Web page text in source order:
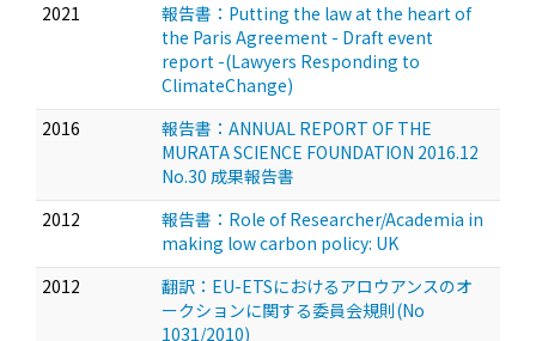
2021
報告書：Putting the law at the heart of
the Paris Agreement - Draft event
report -(Lawyers Responding to
ClimateChange)
2016
報告書：ANNUAL REPORT OF THE
MURATA SCIENCE FOUNDATION 2016.12
No.30 成果報告書
2012
報告書：Role of Researcher/Academia in
making low carbon policy: UK
2012
翻訳：EU-ETSにおけるアロウアンスのオ
ークションに関する委員会規則(No
1031/2010)